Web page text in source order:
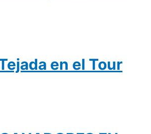
en el Tour